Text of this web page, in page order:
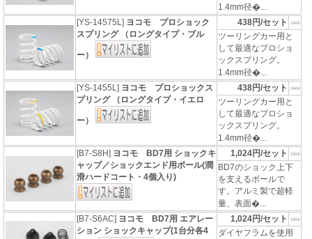
1.4mm径�...
[YS-14575L] ヨコモ プロショック
スプリング （ロングタイプ・ブル
ー）
438円/セット
ツーリングカー用と
して最適なプロショ
ックスプリング。
1.4mm径�...
[YS-1455L] ヨコモ プロショックス
プリング （ロングタイプ・イエロ
ー）
438円/セット
ツーリングカー用と
して最適なプロショ
ックスプリング。
1.4mm径�...
[B7-S8H] ヨコモ BD7用 ショックキ
ャップ／ショックエンド用ボール(潤
滑ハードコート・4個入り)
1,024円/セット
BD7のショック上下
を支えるボールで
す。アルミ製で超軽
量、表面�...
[B7-S6AC] ヨコモ BD7用 エアレー
ション ショックキャップ(1台分各4
1,024円/セット
ダイヤフラムを使用